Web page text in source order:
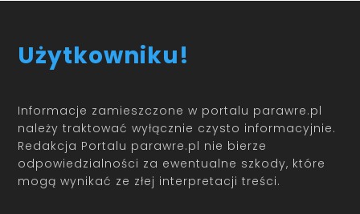
Użytkowniku!
Informacje zamieszczone w portalu parawre.pl
należy traktować wyłącznie czysto informacyjnie.
Redakcja Portalu parawre.pl nie bierze
odpowiedzialności za ewentualne szkody, które
mogą wynikać ze złej interpretacji treści.